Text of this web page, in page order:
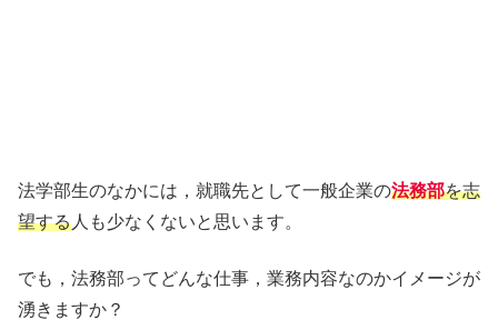
法学部生のなかには，就職先として一般企業の法務部を志
望する人も少なくないと思います。
でも，法務部ってどんな仕事，業務内容なのかイメージが
湧きますか？